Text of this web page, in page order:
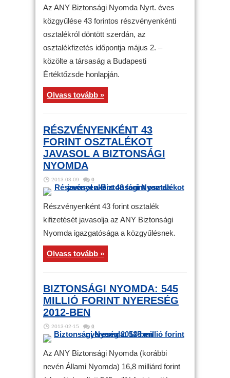
Az ANY Biztonsági Nyomda Nyrt. éves
közgyűlése 43 forintos részvényenkénti
osztalékról döntött szerdán, az
osztalékfizetés időpontja május 2. –
közölte a társaság a Budapesti
Értéktőzsde honlapján.
Olvass tovább »
RÉSZVÉNYENKÉNT 43
FORINT OSZTALÉKOT
JAVASOL A BIZTONSÁGI
NYOMDA
2013-03-09 0
Részvényenként 43 forint osztalék
kifizetését javasolja az ANY Biztonsági
Nyomda igazgatósága a közgyűlésnek.
Olvass tovább »
BIZTONSÁGI NYOMDA: 545
MILLIÓ FORINT NYERESÉG
2012-BEN
2013-02-15 0
Az ANY Biztonsági Nyomda (korábbi
nevén Állami Nyomda) 16,8 milliárd forint